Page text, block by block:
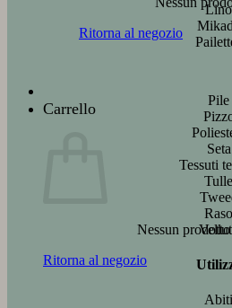
Ritorna al negozio
Carrello
Nessun
Ritorna al negozio
Lino
Pile
Seta
Tessuti
Tulle
Raso
Abiti